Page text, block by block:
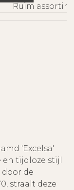
Ruim
'Excelsa'
tijdloze stijl
de
straalt deze